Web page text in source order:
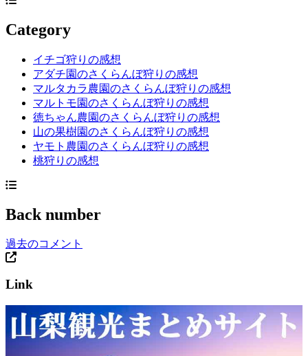
Category
イチゴ狩りの感想
アダチ園のさくらんぼ狩りの感想
マルタカラ農園のさくらんぼ狩りの感想
マルトモ園のさくらんぼ狩りの感想
徳ちゃん農園のさくらんぼ狩りの感想
山の果樹園のさくらんぼ狩りの感想
ヤモト農園のさくらんぼ狩りの感想
桃狩りの感想
Back number
過去のコメント
Link